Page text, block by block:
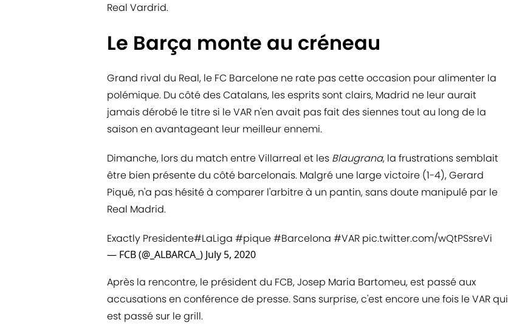
Real Vardrid.
Le Barça monte au créneau
Grand rival du Real, le FC Barcelone ne rate pas cette occasion pour alimenter la
polémique. Du côté des Catalans, les esprits sont clairs, Madrid ne leur aurait
jamais dérobé le titre si le VAR n'en avait pas fait des siennes tout au long de la
saison en avantageant leur meilleur ennemi.
Dimanche, lors du match entre Villarreal et les Blaugrana, la frustrations semblait
être bien présente du côté barcelonais. Malgré une large victoire (1-4), Gerard
Piqué, n'a pas hésité à comparer l'arbitre à un pantin, sans doute manipulé par le
Real Madrid.
Exactly Presidente#LaLiga #pique#Barcelona #VAR pic.twitter.com/wQtPSsreVi
— FCB (@_ALBARCA_) July 5, 2020
Après la rencontre, le président du FCB, Josep Maria Bartomeu, est passé aux
accusations en conférence de presse. Sans surprise, c'est encore une fois le VAR qui
est passé sur le grill.